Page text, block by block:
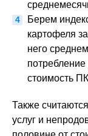
Берем
картофеля
него
потребление
стоимость
Также
услуг и